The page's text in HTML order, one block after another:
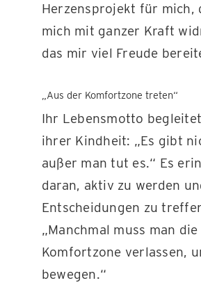
Herzensprojekt für mich,
mich mit ganzer Kraft
das mir viel Freude
„Aus der Komfortzone treten“
Ihr Lebensmotto
ihrer Kindheit: „Es gibt
außer man tut es.“ Es
daran, aktiv zu werden
Entscheidungen zu
„Manchmal muss man die
Komfortzone verlassen,
bewegen.“